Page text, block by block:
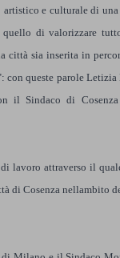
e culturale di
quello di valorizzare
città sia inserita in
con queste parole
il Sindaco di Cosenza
lavoro attraverso il
di Cosenza nellambito